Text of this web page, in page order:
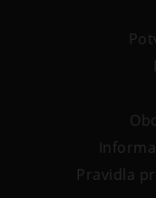
Pravidla